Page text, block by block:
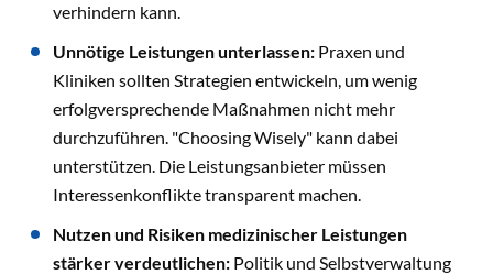
verhindern kann.
Unnötige Leistungen unterlassen: Praxen und
Kliniken sollten Strategien entwickeln, um wenig
erfolgversprechende Maßnahmen nicht mehr
durchzuführen. "Choosing Wisely" kann dabei
unterstützen. Die Leistungsanbieter müssen
Interessenkonflikte transparent machen.
Nutzen und Risiken medizinischer Leistungen
stärker verdeutlichen: Politik und Selbstverwaltung